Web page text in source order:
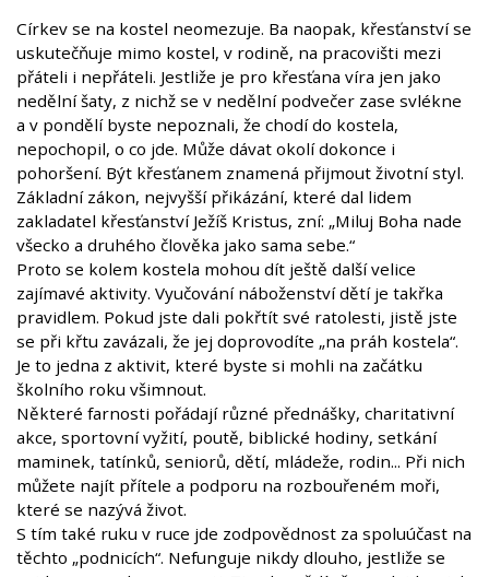
Církev se na kostel neomezuje. Ba naopak, křesťanství se
uskutečňuje mimo kostel, v rodině, na pracovišti mezi
přáteli i nepřáteli. Jestliže je pro křesťana víra jen jako
nedělní šaty, z nichž se v nedělní podvečer zase svlékne
a v pondělí byste nepoznali, že chodí do kostela,
nepochopil, o co jde. Může dávat okolí dokonce i
pohoršení. Být křesťanem znamená přijmout životní styl.
Základní zákon, nejvyšší přikázání, které dal lidem
zakladatel křesťanství Ježíš Kristus, zní: „Miluj Boha nade
všecko a druhého člověka jako sama sebe.“
Proto se kolem kostela mohou dít ještě další velice
zajímavé aktivity. Vyučování náboženství dětí je takřka
pravidlem. Pokud jste dali pokřtít své ratolesti, jistě jste
se při křtu zavázali, že jej doprovodíte „na práh kostela“.
Je to jedna z aktivit, které byste si mohli na začátku
školního roku všimnout.
Některé farnosti pořádají různé přednášky, charitativní
akce, sportovní vyžití, poutě, biblické hodiny, setkání
maminek, tatínků, seniorů, dětí, mládeže, rodin... Při nich
můžete najít přítele a podporu na rozbouřeném moři,
které se nazývá život.
S tím také ruku v ruce jde zodpovědnost za spoluúčast na
těchto „podnicích“. Nefunguje nikdy dlouho, jestliže se